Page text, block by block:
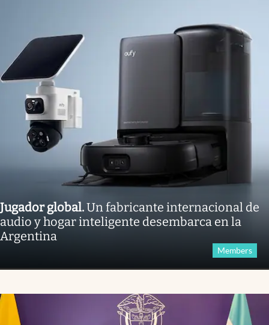
Jugador global.Un fabricante internacional de
audio y hogar inteligente desembarca en la
Argentina
Members